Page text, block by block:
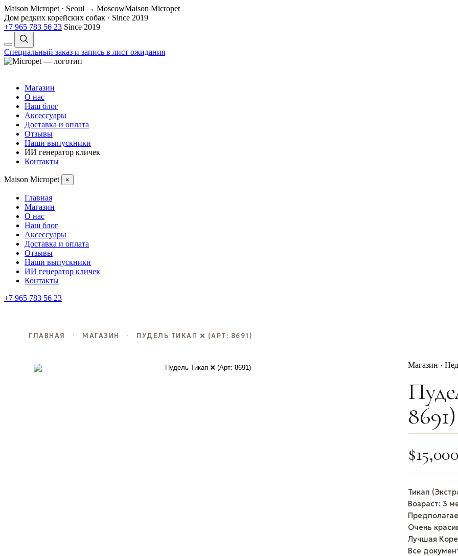
Maison Micropet · Seoul → MoscowMaison Micropet
Дом редких корейских собак · Since 2019
+7 965 783 56 23 Since 2019
Специальный заказ и запись в лист ожидания
Магазин
О нас
Наш блог
Аксессуары
Доставка и оплата
Отзывы
Наши выпускники
ИИ генератор кличек
Контакты
Maison Micropet ×
Главная
Магазин
О нас
Наш блог
Аксессуары
Доставка и оплата
Отзывы
Наши выпускники
ИИ генератор кличек
Контакты
+7 965 783 56 23
ГЛАВНАЯ · МАГАЗИН · ПУДЕЛЬ ТИКАП ❌ (АРТ: 8691)
Магазин ·
8691)
$15,000
Тикап
Возраст: 3
Очень
Лучшая
Все